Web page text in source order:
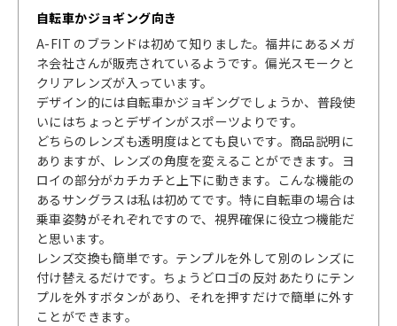
自転車かジョギング向き
A-FIT のブランドは初めて知りました。福井にあるメガ
ネ会社さんが販売されているようです。偏光スモークと
クリアレンズが入っています。
デザイン的には自転車かジョギングでしょうか、普段使
いにはちょっとデザインがスポーツよりです。
どちらのレンズも透明度はとても良いです。商品説明に
ありますが、レンズの角度を変えることができます。ヨ
ロイの部分がカチカチと上下に動きます。こんな機能の
あるサングラスは私は初めてです。特に自転車の場合は
乗車姿勢がそれぞれですので、視界確保に役立つ機能だ
と思います。
レンズ交換も簡単です。テンプルを外して別のレンズに
付け替えるだけです。ちょうどロゴの反対あたりにテン
プルを外すボタンがあり、それを押すだけで簡単に外す
ことができます。